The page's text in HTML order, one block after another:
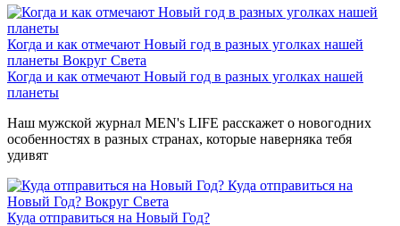
Когда и как отмечают Новый год в разных уголках нашей
планеты Вокруг Света
Когда и как отмечают Новый год в разных уголках нашей
планеты
Наш мужской журнал MEN's LIFE расскажет о новогодних
особенностях в разных странах, которые наверняка тебя
удивят
Куда отправиться на
Новый Год? Вокруг Света
Куда отправиться на Новый Год?